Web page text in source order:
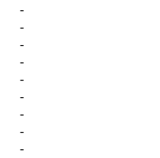
-
-
-
-
-
-
-
-
-